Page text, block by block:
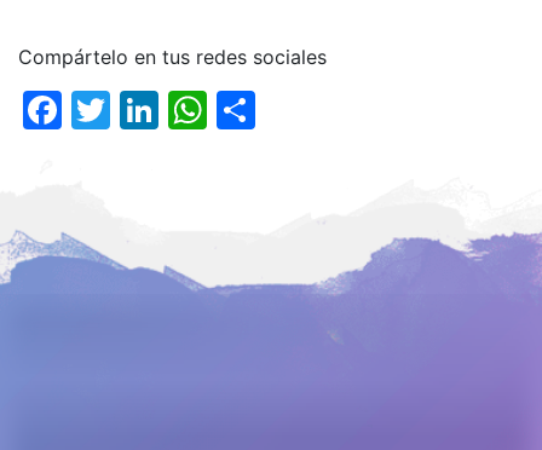
Compártelo en tus redes sociales
Facebook
Twitter
LinkedIn
WhatsApp